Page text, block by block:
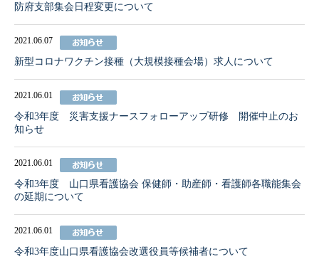
防府支部集会日程変更について
2021.06.07
新型コロナワクチン接種（大規模接種会場）求人について
2021.06.01
令和3年度 災害支援ナースフォローアップ研修 開催中止のお
知らせ
2021.06.01
令和3年度 山口県看護協会 保健師・助産師・看護師各職能集会
の延期について
2021.06.01
令和3年度山口県看護協会改選役員等候補者について